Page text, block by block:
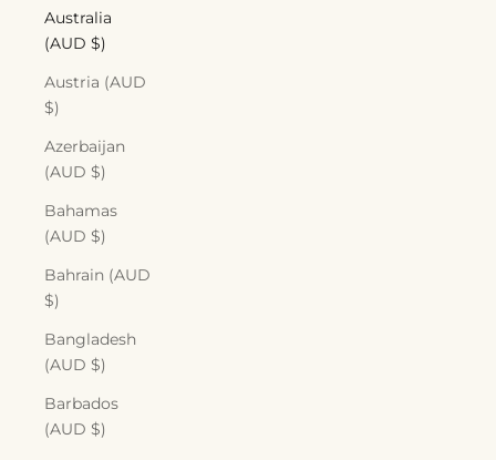
Australia
(AUD $)
Austria (AUD
$)
Azerbaijan
(AUD $)
Bahamas
(AUD $)
Bahrain (AUD
$)
Bangladesh
(AUD $)
Barbados
(AUD $)